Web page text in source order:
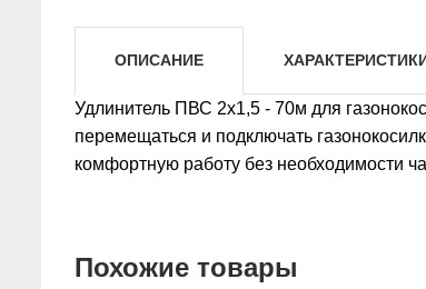
ОПИСАНИЕ
Удлинитель ПВС 2х1,5 - 70м для
перемещаться и подключать
комфортную работу без необходимости
Похожие товары